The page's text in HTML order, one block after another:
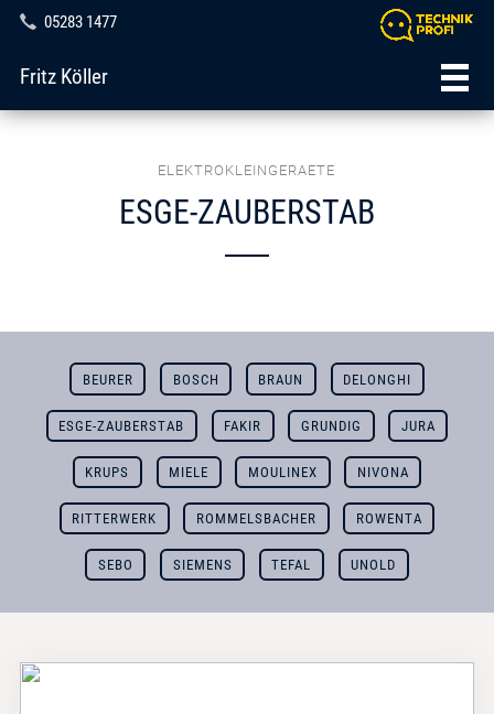
05283 1477
Fritz Köller
ELEKTROKLEINGERAETE
ESGE-ZAUBERSTAB
BEURER BOSCH BRAUN DELONGHI
ESGE-ZAUBERSTAB FAKIR GRUNDIG JURA
KRUPS MIELE MOULINEX NIVONA
RITTERWERK ROMMELSBACHER ROWENTA
SEBO SIEMENS TEFAL UNOLD